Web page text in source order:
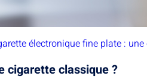
électronique fine plate :
cigarette classique ?